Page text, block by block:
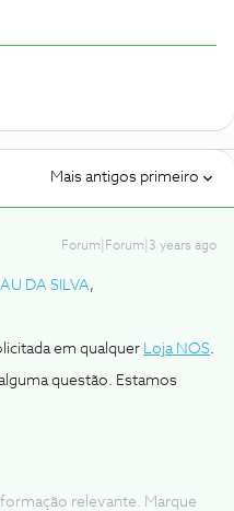
Mais antigos primeiro
Forum|Forum|3 years ago
DA SILVA,
em qualquer Loja NOS.
questão. Estamos
relevante. Marque